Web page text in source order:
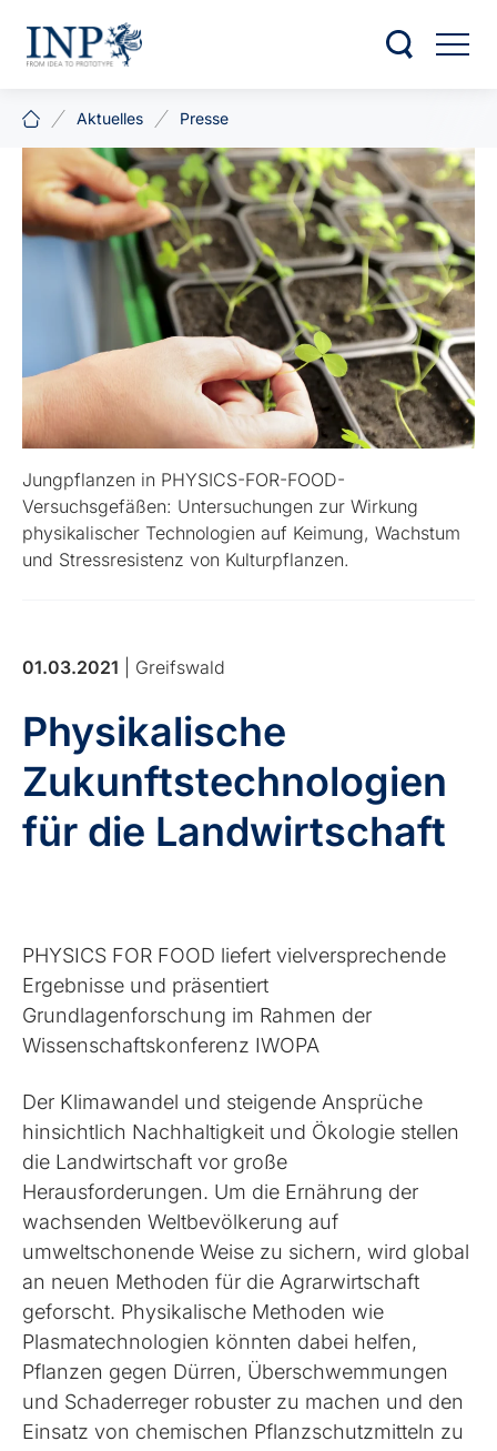
Aktuelles Presse
Jungpflanzen in PHYSICS-FOR-FOOD-
Versuchsgefäßen: Untersuchungen zur Wirkung
physikalischer Technologien auf Keimung, Wachstum
und Stressresistenz von Kulturpflanzen.
01.03.2021 | Greifswald
Physikalische
Zukunftstechnologien
für die Landwirtschaft
PHYSICS FOR FOOD liefert vielversprechende
Ergebnisse und präsentiert
Grundlagenforschung im Rahmen der
Wissenschaftskonferenz IWOPA
Der Klimawandel und steigende Ansprüche
hinsichtlich Nachhaltigkeit und Ökologie stellen
die Landwirtschaft vor große
Herausforderungen. Um die Ernährung der
wachsenden Weltbevölkerung auf
umweltschonende Weise zu sichern, wird global
an neuen Methoden für die Agrarwirtschaft
geforscht. Physikalische Methoden wie
Plasmatechnologien könnten dabei helfen,
Pflanzen gegen Dürren, Überschwemmungen
und Schaderreger robuster zu machen und den
Einsatz von chemischen Pflanzschutzmitteln zu